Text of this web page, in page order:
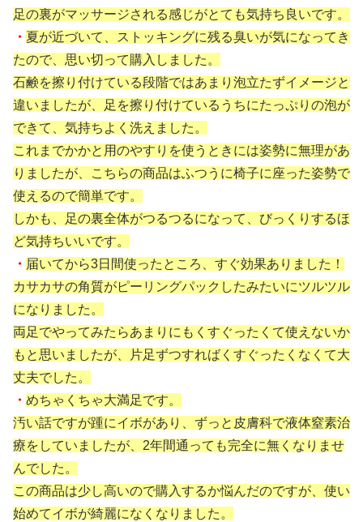
足の裏がマッサージされる感じがとても気持ち良いです。
・ 夏が近づいて、ストッキングに残る臭いが気になってき
たので、思い切って購入しました。
石鹸を擦り付けている段階ではあまり泡立たずイメージと
違いましたが、足を擦り付けているうちにたっぷりの泡が
できて、気持ちよく洗えました。
これまでかかと用のやすりを使うときには姿勢に無理があ
りましたが、こちらの商品はふつうに椅子に座った姿勢で
使えるので簡単です。
しかも、足の裏全体がつるつるになって、びっくりするほ
ど気持ちいいです。
・ 届いてから3日間使ったところ、すぐ効果ありました！
カサカサの角質がピーリングパックしたみたいにツルツル
になりました。
両足でやってみたらあまりにもくすぐったくて使えないか
もと思いましたが、片足ずつすればくすぐったくなくて大
丈夫でした。
・ めちゃくちゃ大満足です。
汚い話ですが踵にイボがあり、ずっと皮膚科で液体窒素治
療をしていましたが、2年間通っても完全に無くなりませ
んでした。
この商品は少し高いので購入するか悩んだのですが、使い
始めてイボが綺麗になくなりました。